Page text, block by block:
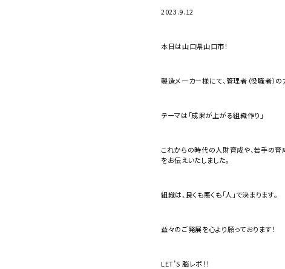
2023.9.12
本日は山口県山口市！
製造メーカー様にて、管理者（役職者）
テーマは「成果が上がる組織作り」
これからの時代の人財育成や、若手の育
をお伝えいたしました。
組織は、良くも悪くも「人」で決まります。
益々のご発展を心より願っております！
LET’S 脳レボ！！